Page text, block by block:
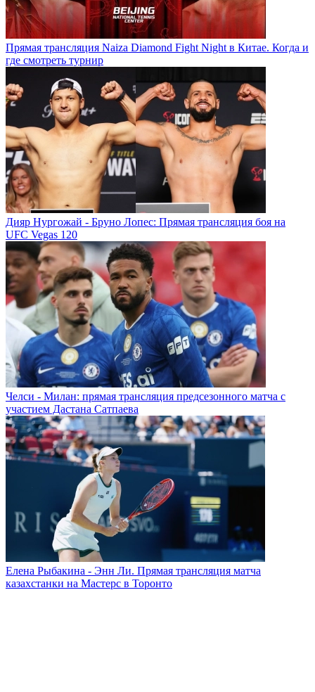
Прямая трансляция Naiza Diamond Fight Night в Китае. Когда и
где смотреть турнир
Дияр Нургожай - Бруно Лопес: Прямая трансляция боя на
UFC Vegas 120
Челси - Милан: прямая трансляция предсезонного матча с
участием Дастана Сатпаева
Елена Рыбакина - Энн Ли. Прямая трансляция матча
казахстанки на Мастерс в Торонто